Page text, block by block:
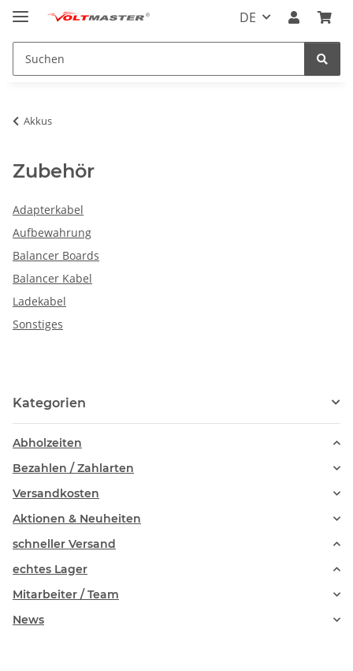
DE
Akkus
Zubehör
Adapterkabel
Aufbewahrung
Balancer Boards
Balancer Kabel
Ladekabel
Sonstiges
Kategorien
Abholzeiten
Bezahlen / Zahlarten
Versandkosten
Aktionen & Neuheiten
schneller Versand
echtes Lager
Mitarbeiter / Team
News